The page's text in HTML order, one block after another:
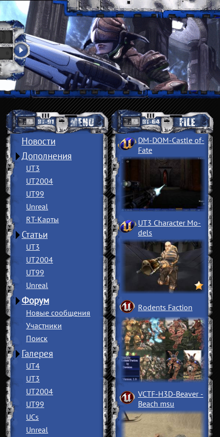
Новости
Дополнения
UT3
UT2004
UT99
Unreal
RT-Карты
Статьи
UT3
UT2004
UT99
Unreal
Форум
Новые сообщения
Участники
Поиск
Галерея
UT4
UT3
UT2004
UT99
UCs
Unreal
DM-DOM-Castle of­
Fate
UT3 Character Mo­
dels
Rodents Faction
VCTF-H3D-Beaver ­
Beach msu